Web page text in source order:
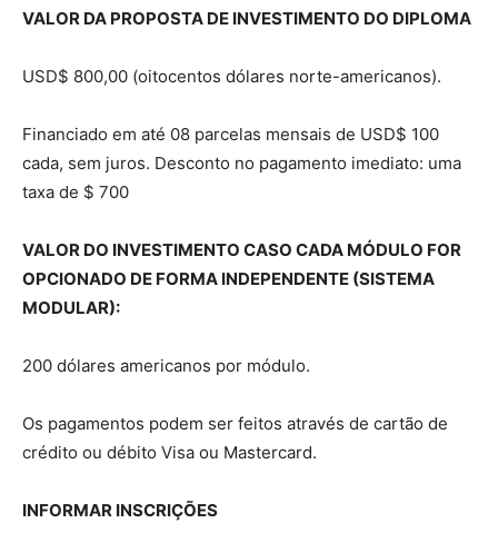
VALOR DA PROPOSTA DE INVESTIMENTO DO DIPLOMA
USD$ 800,00 (oitocentos dólares norte-americanos).
Financiado em até 08 parcelas mensais de USD$ 100
cada, sem juros. Desconto no pagamento imediato: uma
taxa de $ 700
VALOR DO INVESTIMENTO CASO CADA MÓDULO FOR
OPCIONADO DE FORMA INDEPENDENTE (SISTEMA
MODULAR):
200 dólares americanos por módulo.
Os pagamentos podem ser feitos através de cartão de
crédito ou débito Visa ou Mastercard.
INFORMAR INSCRIÇÕES